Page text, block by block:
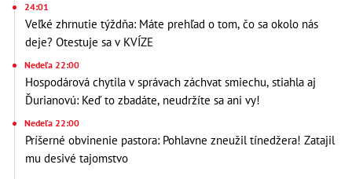
24:01
Veľké zhrnutie týždňa: Máte prehľad o tom, čo sa okolo nás
deje? Otestuje sa v KVÍZE
Nedeľa 22:00
Hospodárová chytila v správach záchvat smiechu, stiahla aj
Ďurianovú: Keď to zbadáte, neudržíte sa ani vy!
Nedeľa 22:00
Príšerné obvinenie pastora: Pohlavne zneužil tínedžera! Zatajil
mu desivé tajomstvo